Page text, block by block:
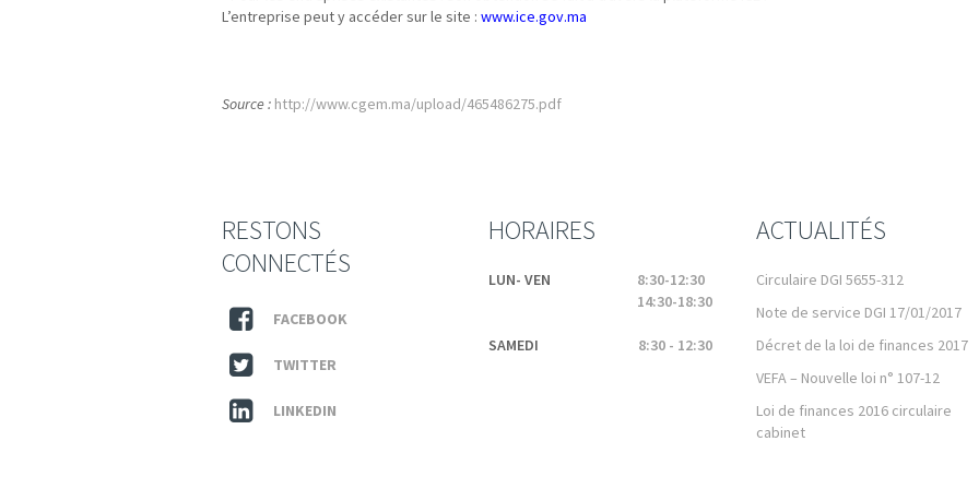
L’entreprise peut y accéder sur le site : www.ice.gov.ma
Source : http://www.cgem.ma/upload/465486275.pdf
RESTONS
CONNECTÉS
FACEBOOK
TWITTER
LINKEDIN
HORAIRES
LUN- VEN
8:30-12:30
14:30-18:30
SAMEDI 8:30 - 12:30
ACTUALITÉS
Circulaire DGI 5655-312
Note de service DGI 17/01/2017
Décret de la loi de finances 2017
VEFA – Nouvelle loi n° 107-12
Loi de finances 2016 circulaire
cabinet